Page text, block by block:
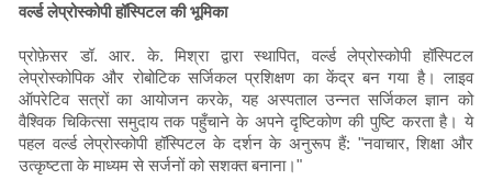
वर्ल्ड लेप्रोस्कोपी हॉस्पिटल की भूमिका
प्रोफ़ेसर डॉ. आर. के. मिश्रा द्वारा स्थापित, वर्ल्ड लेप्रोस्कोपी हॉस्पिटल
लेप्रोस्कोपिक और रोबोटिक सर्जिकल प्रशिक्षण का केंद्र बन गया है। लाइव
ऑपरेटिव सत्रों का आयोजन करके, यह अस्पताल उन्नत सर्जिकल ज्ञान को
वैश्विक चिकित्सा समुदाय तक पहुँचाने के अपने दृष्टिकोण की पुष्टि करता है। ये
पहल वर्ल्ड लेप्रोस्कोपी हॉस्पिटल के दर्शन के अनुरूप हैं: "नवाचार, शिक्षा और
उत्कृष्टता के माध्यम से सर्जनों को सशक्त बनाना।"